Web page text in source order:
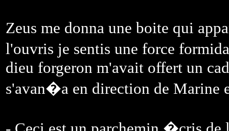
Zeus me donna une boite qui
l'ouvris je sentis une force
dieu forgeron m'avait offert un
s'avan�a en direction de Marine